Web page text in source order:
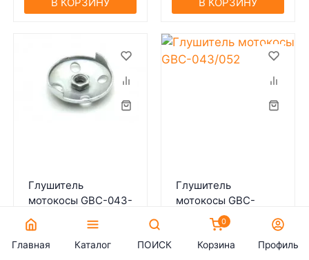
Глушитель
мотокосы GBC-043-
052
Глушитель
мотокосы GBC-
043/052
Главная Каталог ПОИСК
0
Корзина Профиль